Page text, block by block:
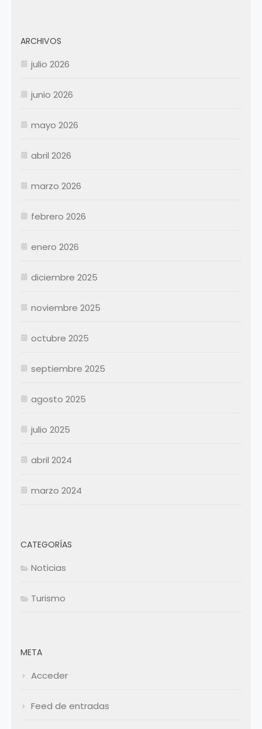
Enero
Marzo
Junio
Agosto
Noviembre
Resumen Permanentes
Junio
Agosto
Noviembre
Resumen Permanentes
ARCHIVOS
julio 2026
junio 2026
mayo 2026
abril 2026
marzo 2026
febrero 2026
enero 2026
diciembre 2025
noviembre 2025
octubre 2025
septiembre 2025
agosto 2025
julio 2025
abril 2024
marzo 2024
CATEGORÍAS
Noticias
Turismo
META
Acceder
Feed de entradas